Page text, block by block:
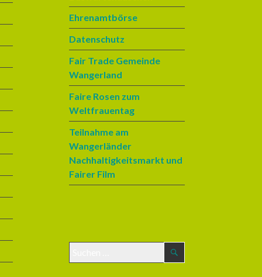
Ehrenamtbörse
Datenschutz
Fair Trade Gemeinde
Wangerland
Faire Rosen zum
Weltfrauentag
Teilnahme am
Wangerländer
Nachhaltigkeitsmarkt und
Fairer Film
u